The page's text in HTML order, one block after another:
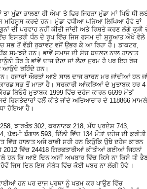
ਭਾਲਣਾ ਹੀ ਔਖਾ ਤੇ ਫਿਰ ਜਿਹੜਾ ਮੁੰਡਾ ਮਾਂ ਪਿਓ ਧੀ
ਮਹਿਸੂਸ ਕਰਦੇ ਹਨ। ਮੁੰਡਾ ਵਧੀਆ ਪੜਿਆ ਲਿਖਿਆ ਹੋਵੇ ਤਾਂ
ਦੀ ਪਰਵਾਹ ਨਹੀਂ ਕੀਤੀ ਜਾਂਦੀ ਅਤੇ ਰਿਸ਼ਤੇ ਕਰਣ ਲੱਗੇ ਕੁੜੀ
ਇਸਤਰੀ ਧੰਨ ਦੇ ਰੂਪ ਵਿੱਚ ਜਿਸ ਰਸਮ ਦੀ ਸ਼ੁਰੂਆਤ ਔਖੇ ਵੇਲੇ
ਸਭ ਤੋਂ ਵੱਡੀ ਰੁਕਾਵਟ ਵਜੋਂ ਉਭਰ ਕੇ ਆ ਰਿਹਾ ਹੈ। ਡਾਕਟਰ,
ਸਮਝਦੇ ਹਨ। ਭਾਵੇਂ ਸਮਾਜ ਦੀ ਸੋਚ ਬਦਲਣ ਨਾਲ ਹਾਲਾਤ
ਤੌਰ ਤੇ ਭਾਂਵੇਂ ਦਾਜ ਦੇਣਾ ਜਾਂ ਲੈਣਾ ਜੁਰਮ ਹੈ ਪਰ ਇਹ ਰੋਜ
ਆਉਦੇ ਰਹਿੰਦੇ ਹਨ।
ਹਜਾਰਾਂ ਔਰਤਾਂ ਆਏ ਸਾਲ ਦਾਜ ਕਾਰਨ ਮਰ ਜਾਂਦੀਆਂ ਹਨ
ਸਭ ਤੋਂ ਮਾੜਾ ਹੈ। ਸਰਕਾਰੀ ਆਂਕੜਿਆਂ ਦੇ ਮੁਤਾਬਕ ਹਰ 4
ਬਿਓਰੋ ਮੁਤਾਬਕ 1999 ਵਿੱਚ ਦਹੇਜ ਕਾਰਨ 6699 ਮੌਤਾਂ
ਰਿਸ਼ਤੇਦਾਰਾਂ ਵਲੋਂ ਕੀਤੇ ਜਾਂਦੇ ਅਤਿਆਚਾਰ ਦੇ 118866 ਮਾਮਲੇ
ਹੋਇਆ ਹੈ।
ਝਾਰਖੰਡ 302, ਕਰਨਾਟਕ 218, ਮੱਧ ਪ੍ਰਦੇਸ਼ 743,
ਪੱਛਮੀ ਬੰਗਾਲ 593, ਦਿੱਲੀ ਵਿੱਚ 134 ਮੌਤਾਂ ਦਹੇਜ ਦੀ ਕੁਰੀਤੀ
ਹਾਲਾਤ ਅਜੇ ਕਾਫੀ ਸਹੀ ਹਨ ਕਿਉਕਿ ਉਥੇ ਦਹੇਜ ਕਾਰਨ
2012 ਵਿੱਚ 24418 ਗਿਰਫਤਾਰੀਆਂ ਕੀਤੀਆਂ ਗਈਆਂ ਜਿਹਨਾਂ
ਹਨ ਕਿ ਆਏ ਦਿਨ ਅਸੀਂ ਅਖਬਾਰ ਵਿੱਚ ਕਿਸੇ ਨਾ ਕਿਸੇ ਧੀ
ਜਿਸ ਦਿਨ ਇਸ ਸੰਬੰਧ ਵਿੱਚ ਕੋਈ ਖਬਰ ਨਾ ਲੱਗੀ ਹੋਵੇ ।
ਹਨ ਪਰ ਦਾਜ ਪ੍ਰਥਾ ਨੂੰ ਖਤਮ ਕਰ ਪਾਉਣ ਵਿੱਚ